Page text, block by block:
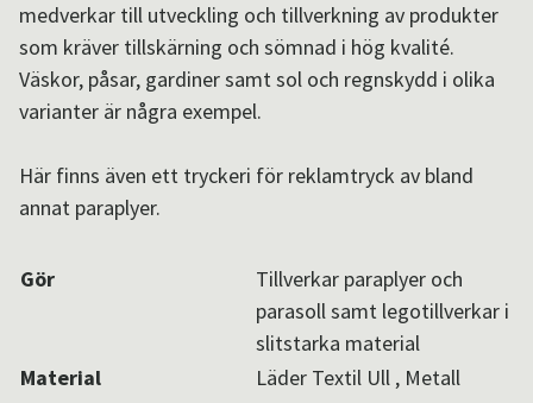
Aktuellt i SPOK-nätverket
medverkar till utveckling och tillverkning av produkter
som kräver tillskärning och sömnad i hög kvalité.
Väskor, påsar, gardiner samt sol och regnskydd i olika
varianter är några exempel.
Här finns även ett tryckeri för reklamtryck av bland
annat paraplyer.
Gör
Tillverkar paraplyer och
parasoll samt legotillverkar i
slitstarka material
Material
Läder Textil Ull , Metall